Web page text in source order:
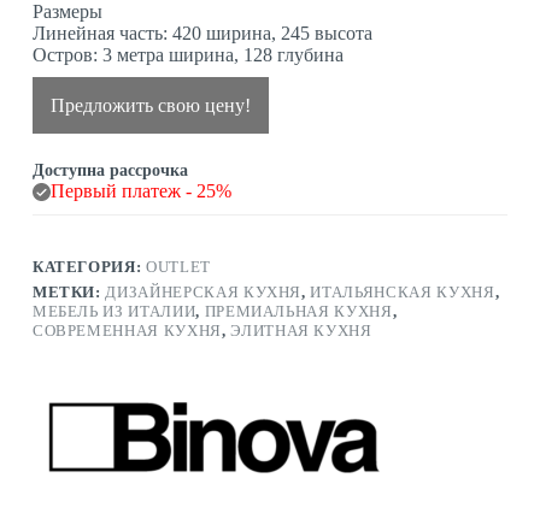
Размеры
Линейная часть: 420 ширина, 245 высота
Остров: 3 метра ширина, 128 глубина
Предложить свою цену!
Доступна рассрочка
Первый платеж - 25%
КАТЕГОРИЯ:OUTLET
МЕТКИ:ДИЗАЙНЕРСКАЯ КУХНЯ,ИТАЛЬЯНСКАЯ КУХНЯ,
МЕБЕЛЬ ИЗ ИТАЛИИ, ПРЕМИАЛЬНАЯ КУХНЯ,
СОВРЕМЕННАЯ КУХНЯ,ЭЛИТНАЯ КУХНЯ